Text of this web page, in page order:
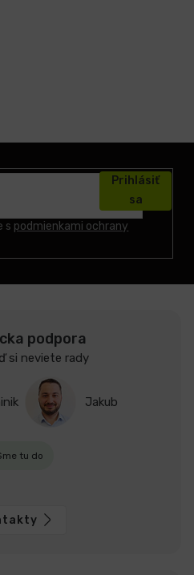
s podmienkami ochrany
Prihlásiť
sa
podpora
si neviete rady
Jakub
tu do